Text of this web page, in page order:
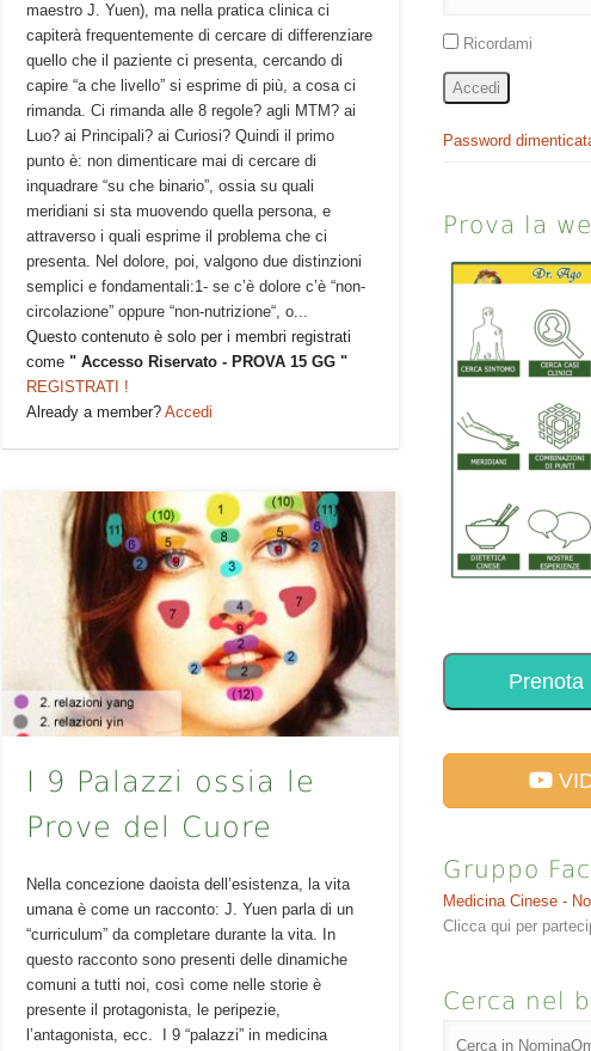
maestro J. Yuen), ma nella pratica clinica ci
capiterà frequentemente di cercare di differenziare
quello che il paziente ci presenta, cercando di
capire “a che livello” si esprime di più, a cosa ci
rimanda. Ci rimanda alle 8 regole? agli MTM? ai
Luo? ai Principali? ai Curiosi? Quindi il primo
punto è: non dimenticare mai di cercare di
inquadrare “su che binario”, ossia su quali
meridiani si sta muovendo quella persona, e
attraverso i quali esprime il problema che ci
presenta. Nel dolore, poi, valgono due distinzioni
semplici e fondamentali:1- se c’è dolore c’è “non-
circolazione” oppure “non-nutrizione“, o...
Questo contenuto è solo per i membri registrati
come " Accesso Riservato - PROVA 15 GG "
REGISTRATI !
Already a member? Accedi
I 9 Palazzi ossia le
Prove del Cuore
Nella concezione daoista dell’esistenza, la vita
umana è come un racconto: J. Yuen parla di un
“curriculum” da completare durante la vita. In
questo racconto sono presenti delle dinamiche
comuni a tutti noi, così come nelle storie è
presente il protagonista, le peripezie,
l’antagonista, ecc. I 9 “palazzi” in medicina
Ricordami
Accedi
Password
Prova la
Prenota
Gruppo
Medicina Cinese -
Clicca qui per
Cerca nel